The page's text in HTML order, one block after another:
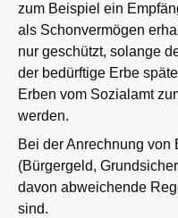
zum Beispiel ein
als Schonvermögen
nur geschützt, solange
der bedürftige Erbe
Erben vom Sozialamt
werden.
Bei der Anrechnung von
(Bürgergeld,
davon abweichende
sind.